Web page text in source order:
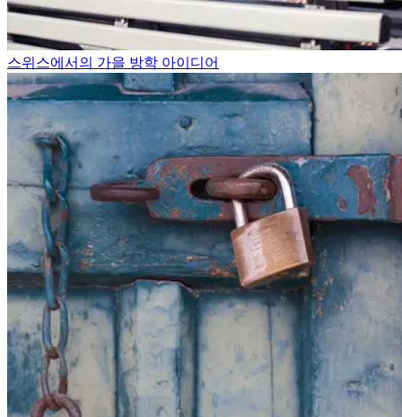
스위스에서의 가을 방학 아이디어